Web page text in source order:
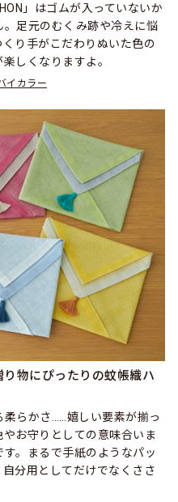
」はゴムが入っていないか
。足元のむくみ跡や冷えに悩
り手がこだわりぬいた色の
しくなりますよ。
イカラー
物にぴったりの蚊帳織ハ
らかさ……嬉しい要素が揃っ
お守りとしての意味合いま
。まるで手紙のようなパッ
分用としてだけでなくささ